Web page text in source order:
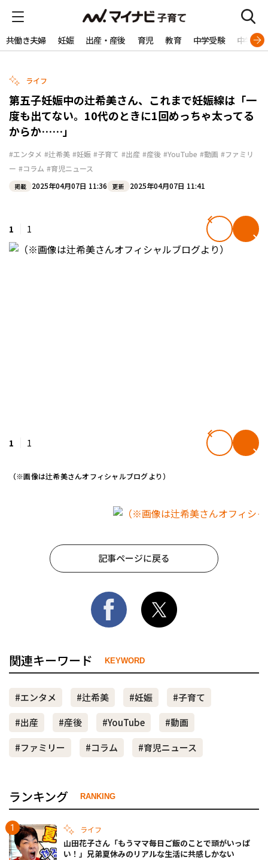
共働き夫婦 妊娠 出産・産後 育児 教育 中学受験 中学生
ライフ
第五子妊娠中の辻希美さん、これまで妊娠線は「一
度も出てない。10代のときに1回めっちゃ太ってる
からか……」
#エンタメ #辻希美 #妊娠 #子育て #出産 #産後 #YouTube #動画 #ファミリ
ー #コラム #育児ニュース
掲載 2025年04月07日 11:36 更新 2025年04月07日 11:41
1 1
1 1
（※画像は辻希美さんオフィシャルブログより）
記事ページに戻る
関連キーワード KEYWORD
#エンタメ #辻希美 #妊娠
#子育て
#出産
#産後 #YouTube
#動画
#ファミリー
#コラム #育児ニュース
ランキング RANKING
ライフ
山田花子さん「もうママ毎日ご飯のことで頭がいっぱ
い！」兄弟夏休みのリアルな生活に共感しかない